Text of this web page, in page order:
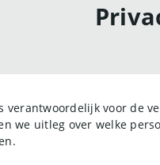
verantwoordelijk voor de
we uitleg over welke